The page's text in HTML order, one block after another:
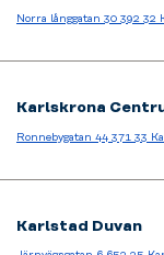
Norra långgatan 30 392 32
Karlskrona
Ronnebygatan 44 371 33
Karlstad Duvan